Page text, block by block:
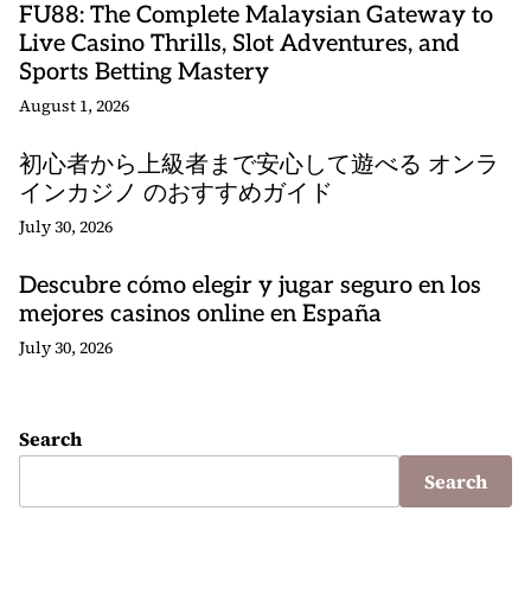
FU88: The Complete Malaysian Gateway to
Live Casino Thrills, Slot Adventures, and
Sports Betting Mastery
August 1, 2026
初心者から上級者まで安心して遊べる オンラ
インカジノ のおすすめガイド
July 30, 2026
Descubre cómo elegir y jugar seguro en los
mejores casinos online en España
July 30, 2026
Search
Search